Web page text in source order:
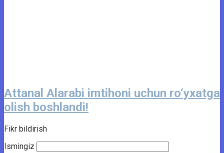
Attanal Alarabi imtihoni uchun ro‘yxatga
olish boshlandi!
Fikr bildirish
Ismingiz